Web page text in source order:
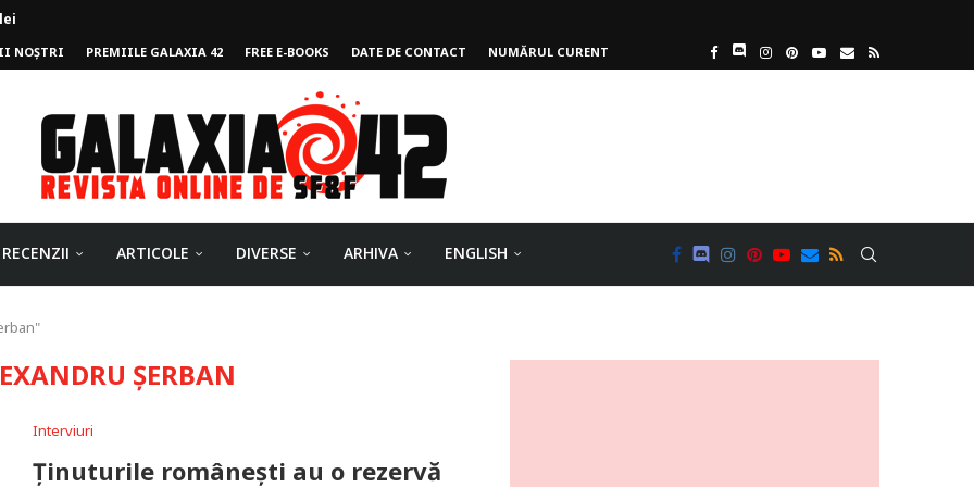
NOȘTRI PREMIILE GALAXIA 42 FREE E-BOOKS DATE DE CONTACT NUMĂRUL CURENT
RECENZII ARTICOLE DIVERSE ARHIVA ENGLISH
ȘERBAN
Interviuri
Ţinuturile româneşti au o rezervă